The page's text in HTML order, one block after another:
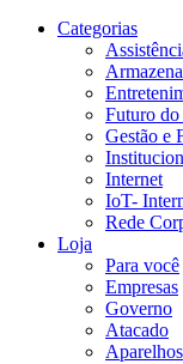
Categorias
Futuro
Gestão e
Internet
IoT-
Rede
Loja
Para você
Empresas
Governo
Atacado
Aparelhos